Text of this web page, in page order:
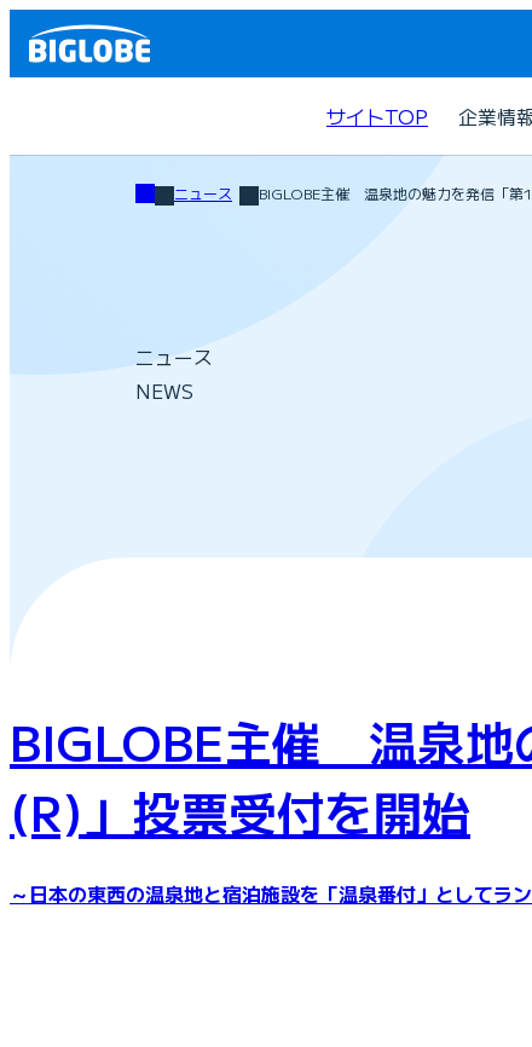
サイトTOP 企業情
ニュース BIGLOBE主催 温泉地の魅力を発信「第
ニュース
NEWS
BIGLOBE主催 温泉地
(R)」投票受付を開始
～日本の東西の温泉地と宿泊施設を「温泉番付」としてラ